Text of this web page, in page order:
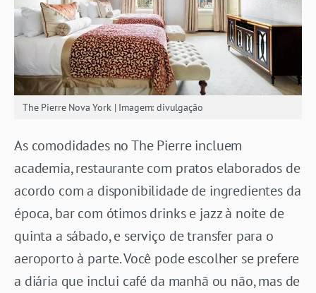
The Pierre Nova York | Imagem: divulgação
As comodidades no The Pierre incluem
academia, restaurante com pratos elaborados de
acordo com a disponibilidade de ingredientes da
época, bar com ótimos drinks e jazz à noite de
quinta a sábado, e serviço de transfer para o
aeroporto à parte. Você pode escolher se prefere
a diária que inclui café da manhã ou não, mas de